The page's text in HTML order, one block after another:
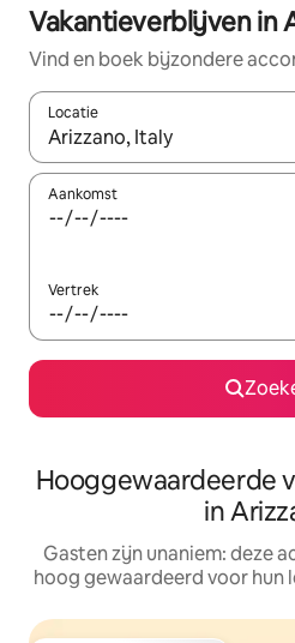
Vakantieverblijven in
Vind en boek bijzondere
Locatie
Wanneer er resultaten
Aankomst
Vertrek
Hooggewaardeerde
in
Gasten zijn unaniem: deze
hoog gewaardeerd voor hun